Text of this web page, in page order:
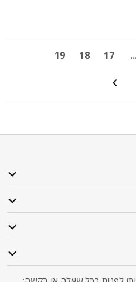
19 18 17